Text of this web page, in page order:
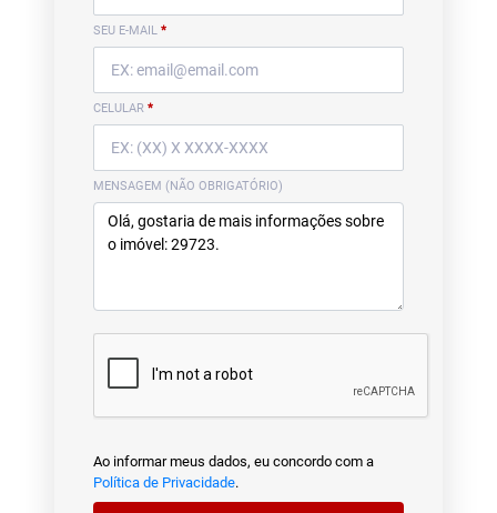
SEU E-MAIL *
CELULAR *
MENSAGEM (NÃO OBRIGATÓRIO)
Ao informar meus dados, eu concordo com a
Política de Privacidade.